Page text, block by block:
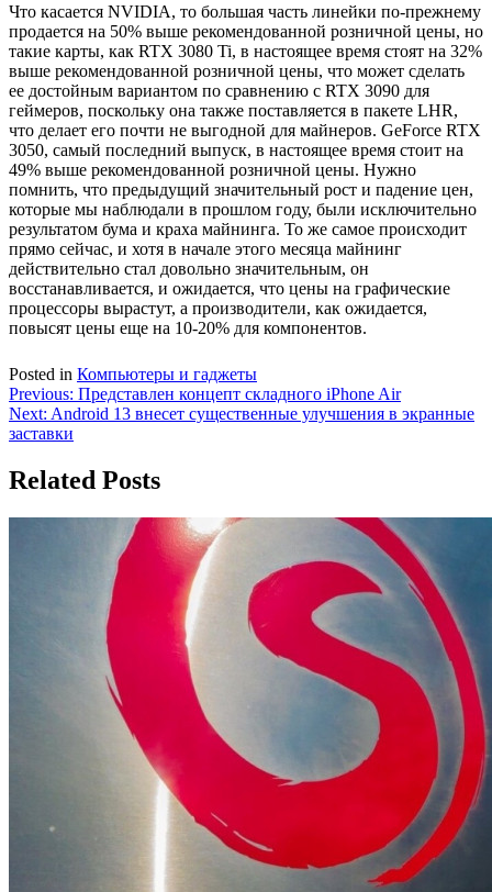
Что касается NVIDIA, то большая часть линейки по-прежнему
продается на 50% выше рекомендованной розничной цены, но
такие карты, как RTX 3080 Ti, в настоящее время стоят на 32%
выше рекомендованной розничной цены, что может сделать
ее достойным вариантом по сравнению с RTX 3090 для
геймеров, поскольку она также поставляется в пакете LHR,
что делает его почти не выгодной для майнеров. GeForce RTX
3050, самый последний выпуск, в настоящее время стоит на
49% выше рекомендованной розничной цены. Нужно
помнить, что предыдущий значительный рост и падение цен,
которые мы наблюдали в прошлом году, были исключительно
результатом бума и краха майнинга. То же самое происходит
прямо сейчас, и хотя в начале этого месяца майнинг
действительно стал довольно значительным, он
восстанавливается, и ожидается, что цены на графические
процессоры вырастут, а производители, как ожидается,
повысят цены еще на 10-20% для компонентов.
Posted in Компьютеры и гаджеты
Навигация
по
Previous: Представлен концепт складного iPhone Air
Next: Android 13 внесет существенные улучшения в экранные
заставки
Related Posts